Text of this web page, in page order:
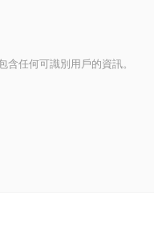
任何可識別用戶的資訊。